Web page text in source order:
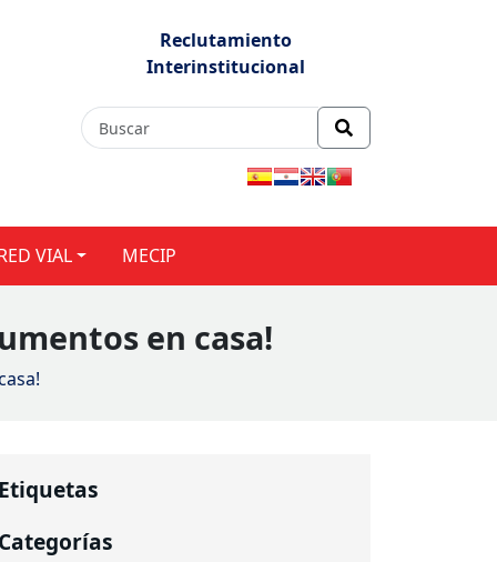
Reclutamiento
Interinstitucional
VIAL MECIP
en casa!
Etiquetas
Categorías